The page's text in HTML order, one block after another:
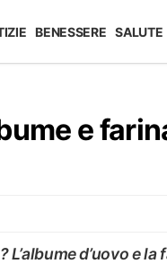
BENESSERE SALUTE
e
d’uovo e la